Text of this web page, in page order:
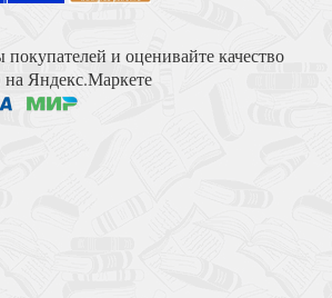
Ф.М. Сила и правда России (2024)